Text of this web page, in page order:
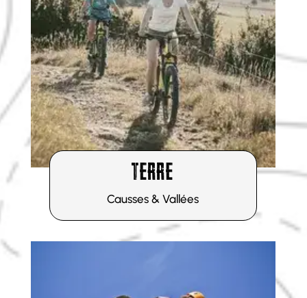
DÉCOUVRIR
TERRE
Causses & Vallées